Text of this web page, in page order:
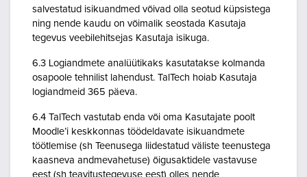
salvestatud isikuandmed võivad olla seotud küpsistega
ning nende kaudu on võimalik seostada Kasutaja
tegevus veebilehitsejas Kasutaja isikuga.
6.3 Logiandmete analüütikaks kasutatakse kolmanda
osapoole tehnilist lahendust. TalTech hoiab Kasutaja
logiandmeid 365 päeva.
6.4 TalTech vastutab enda või oma Kasutajate poolt
Moodle’i keskkonnas töödeldavate isikuandmete
töötlemise (sh Teenusega liidestatud väliste teenustega
kaasneva andmevahetuse) õigusaktidele vastavuse
eest (sh teavitustegevuse eest) olles nende